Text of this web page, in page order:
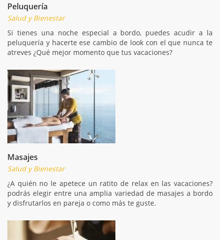
Peluquería
Salud y Bienestar
Si tienes una noche especial a bordo, puedes acudir a la
peluquería y hacerte ese cambio de look con el que nunca te
atreves ¿Qué mejor momento que tus vacaciones?
Masajes
Salud y Bienestar
¿A quién no le apetece un ratito de relax en las vacaciones?
podrás elegir entre una amplia variedad de masajes a bordo
y disfrutarlos en pareja o como más te guste.